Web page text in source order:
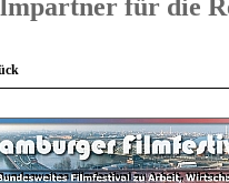
für die